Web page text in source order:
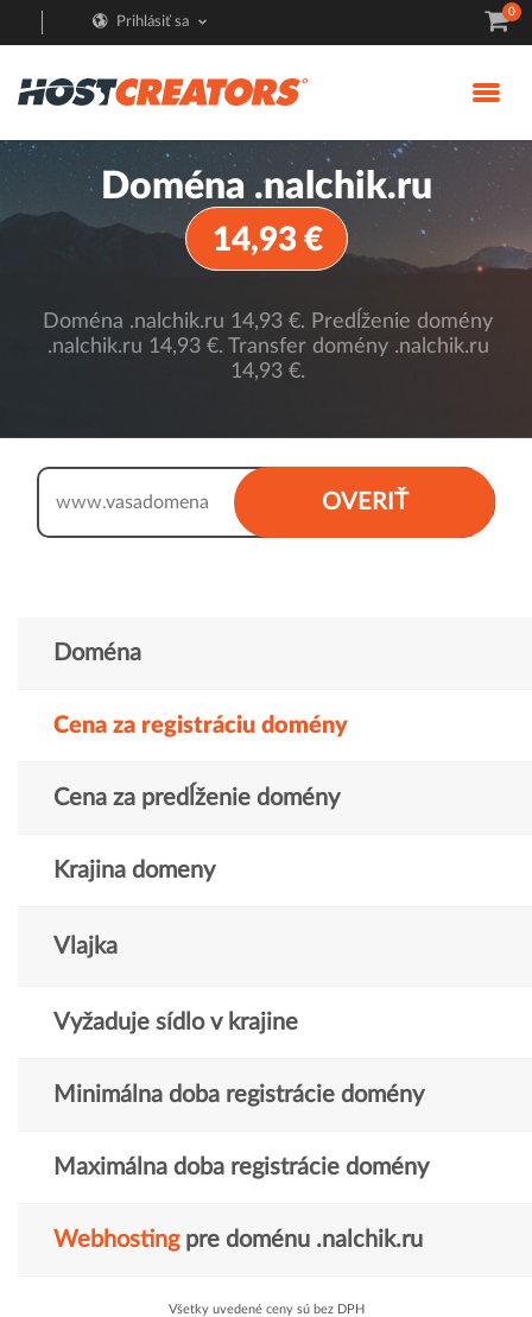
Prihlásiť sa
0
Doména .nalchik.ru
14,93 €
Doména .nalchik.ru 14,93 €. Predĺženie domény
.nalchik.ru 14,93 €. Transfer domény .nalchik.ru
14,93 €.
OVERIŤ
www.
Doména
Cena za registráciu domény
Cena za predĺženie domény
Krajina domeny
Vlajka
Vyžaduje sídlo v krajine
Minimálna doba registrácie domény
Maximálna doba registrácie domény
Webhostingpre doménu .nalchik.ru
Všetky uvedené ceny sú bez DPH